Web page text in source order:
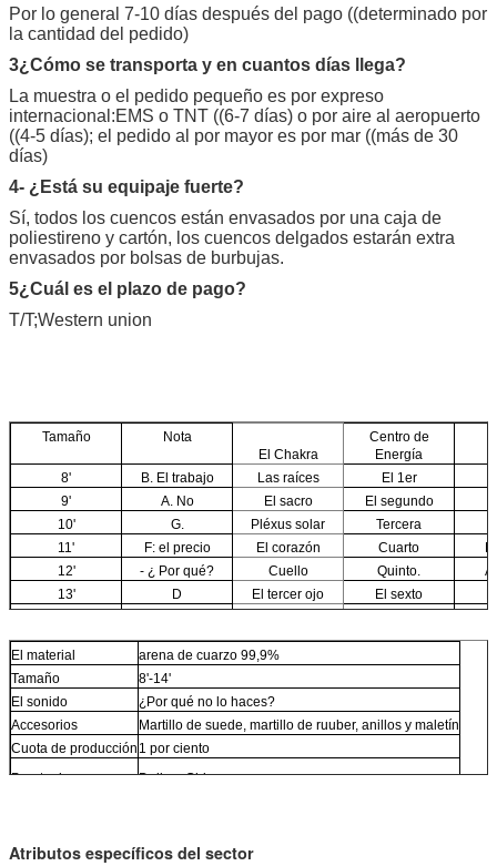
Por lo general 7-10 días después del pago ((determinado por
la cantidad del pedido)
3¿Cómo se transporta y en cuantos días llega?
La muestra o el pedido pequeño es por expreso
internacional:EMS o TNT ((6-7 días) o por aire al aeropuerto
((4-5 días); el pedido al por mayor es por mar ((más de 30
días)
4- ¿Está su equipaje fuerte?
Sí, todos los cuencos están envasados por una caja de
poliestireno y cartón, los cuencos delgados estarán extra
envasados por bolsas de burbujas.
5¿Cuál es el plazo de pago?
T/T;Western union
Tamaño
Nota
El Chakra
Centro de
Energía
8'
B. El trabajo Las raíces El 1er
9'
A. No El sacro El segundo
10'
G. Pléxus solar Tercera
11'
F: el precio El corazón Cuarto
12'
- ¿ Por qué? Cuello Quinto.
13'
D El tercer ojo El sexto
El material
arena de cuarzo 99,9%
Tamaño
8'-14'
El sonido
¿Por qué no lo haces?
Accesorios
Martillo de suede, martillo de ruuber, anillos y maletín
Cuota de producción 1 por ciento
Puerto de carga
Dalian, China
Atributos específicos del sector